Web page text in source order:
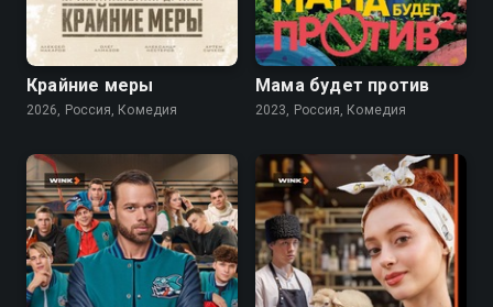
Крайние меры
2026, Россия, Комедия
7.8 4.6
Мама будет против
2023, Россия, Комедия